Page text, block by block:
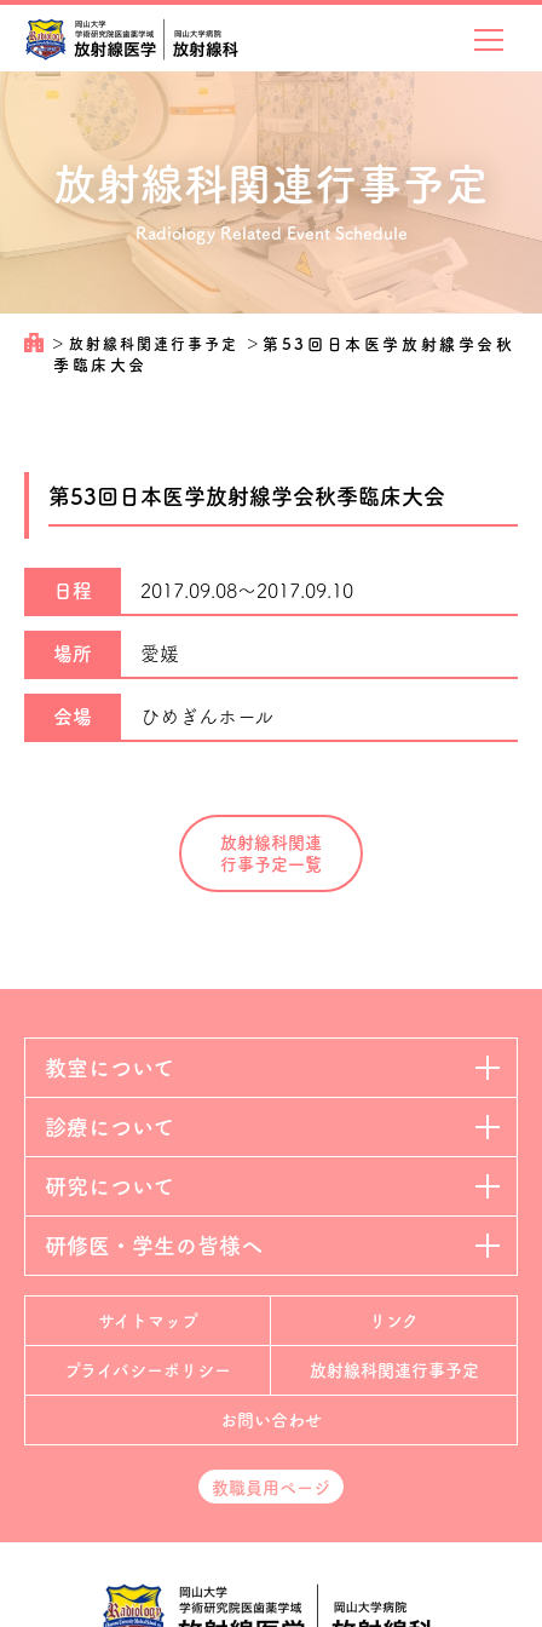
放射線科関連行事予定
Radiology Related Event Schedule
＞ 放射線科関連行事予定 ＞ 第53回日本医学放射線学会秋
季臨床大会
第53回日本医学放射線学会秋季臨床大会
日程 2017.09.08～2017.09.10
場所 愛媛
会場 ひめぎんホール
放射線科関連
行事予定一覧
教室について
診療について
研究について
研修医・学生の皆様へ
サイトマップ リンク
プライバシーポリシー 放射線科関連行事予定
お問い合わせ
教職員用ページ